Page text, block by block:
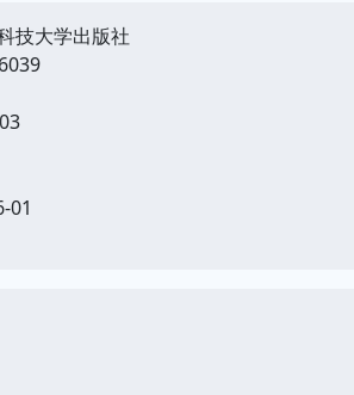
技大学出版社
01